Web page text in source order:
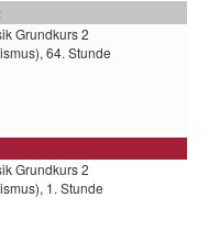
Grundkurs 2
64. Stunde
Grundkurs 2
1. Stunde